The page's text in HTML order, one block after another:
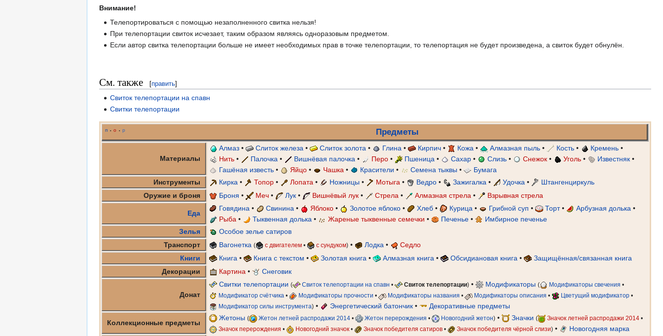
Внимание!
Телепортироваться с помощью незаполненного свитка нельзя!
При телепортации свиток исчезает, таким образом являясь одноразовым предметом.
Если автор свитка телепортации больше не имеет необходимых прав в точке телепортации, то телепортация не будет произведена, а свиток будет обнулён.
См. также [править]
Свиток телепортации на спавн
Свитки телепортации
п • о • р Предметы
Материалы
Алмаз• Слиток железа • Слиток золота • Глина • Кирпич• Кожа • Алмазная пыль• Кость• Кремень•
Нить• Палочка • Вишнёвая палочка • Перо• Пшеница • Сахар• Слизь• Снежок• Уголь• Известняк•
Гашёная известь• Яйцо• Чашка • Красители • Семена тыквы•
Бумага
Инструменты
Кирка • Топор• Лопата • Ножницы• Мотыга • Ведро• Зажигалка • Удочка •
Штангенциркуль
Оружие и броня
Броня • Меч• Лук• Вишнёвый лук• Стрела • Алмазная стрела • Взрывная стрела
Еда
Говядина • Свинина • Яблоко• Золотое яблоко• Хлеб• Курица • Грибной суп • Торт• Арбузная долька •
Рыба • Тыквенная долька • Жареные тыквенные семечки • Печенье•
Имбирное печенье
Зелья
Особое зелье сатиров
Транспорт
Вагонетка ( с двигателем• с сундуком)• Лодка •
Седло
Книги
Книга • Книга с текстом • Золотая книга • Алмазная книга • Обсидиановая книга •
Защищённая/связанная книга
Декорации
Картина • Снеговик
Донат
Свитки телепортации ( Свиток телепортации на спавн • Свиток телепортации)• Модификаторы ( Модификаторы свечения •
Модификатор счётчика • Модификаторы прочности • Модификаторы названия • Модификаторы описания • Цветущий модификатор•
Модификатор силы инструмента)• Энергетический батончик• Декоративные предметы
Коллекционные предметы
Жетоны ( Жетон летней распродажи 2014• Жетон перерождения • Новогодний жетон)• Значки ( Значок летней распродажи 2014•
Значок перерождения • Новогодний значок• Значок победителя сатиров• Значок победителя чёрной слизи)• Новогодняя марка